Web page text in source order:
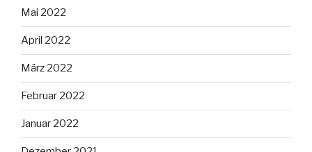
Mai 2022
April 2022
März 2022
Februar 2022
Januar 2022